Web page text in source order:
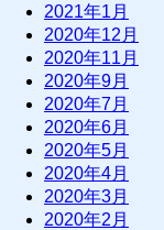
2021年1月
2020年12月
2020年11月
2020年9月
2020年7月
2020年6月
2020年5月
2020年4月
2020年3月
2020年2月